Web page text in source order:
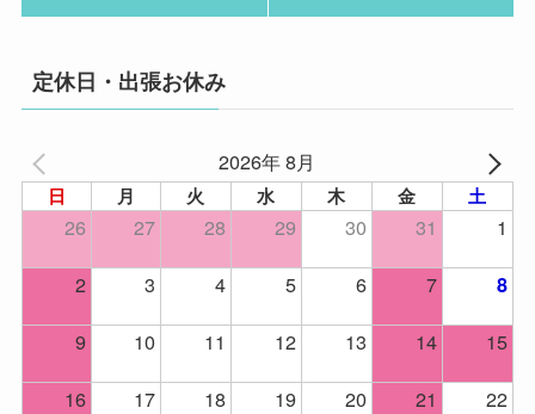
定休日・出張お休み
2026年 8月
日 月 火 水 木 金 土
26 27 28 29 30 31
1
2
3 4 5 6 7 8
9 10 11 12 13 14
15
16
17 18 19 20 21
22